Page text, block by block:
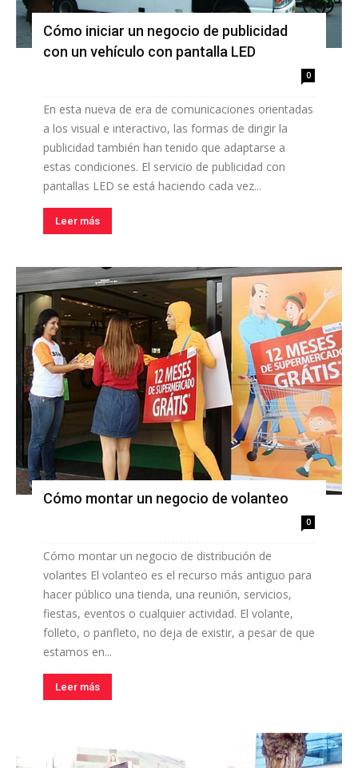
Cómo iniciar un negocio de publicidad
con un vehículo con pantalla LED
0
En esta nueva de era de comunicaciones orientadas
a los visual e interactivo, las formas de dirigir la
publicidad también han tenido que adaptarse a
estas condiciones. El servicio de publicidad con
pantallas LED se está haciendo cada vez...
Leer más
Cómo montar un negocio de volanteo
0
Cómo montar un negocio de distribución de
volantes El volanteo es el recurso más antiguo para
hacer público una tienda, una reunión, servicios,
fiestas, eventos o cualquier actividad. El volante,
folleto, o panfleto, no deja de existir, a pesar de que
estamos en...
Leer más